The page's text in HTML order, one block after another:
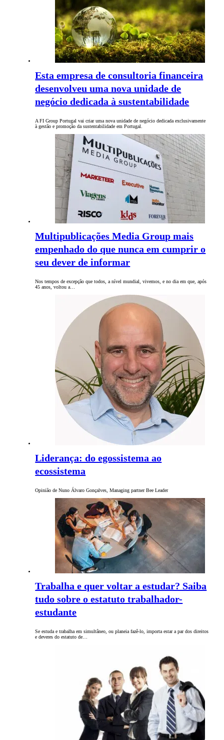
Esta empresa de consultoria financeira
desenvolveu uma nova unidade de
negócio dedicada à sustentabilidade
A FI Group Portugal vai criar uma nova unidade de negócio dedicada exclusivamente
à gestão e promoção da sustentabilidade em Portugal.
Multipublicações Media Group mais
empenhado do que nunca em cumprir o
seu dever de informar
Nos tempos de excepção que todos, a nível mundial, vivemos, e no dia em que, após
45 anos, voltou a…
Liderança: do egossistema ao
ecossistema
Opinião de Nuno Álvaro Gonçalves, Managing partner Bee Leader
Trabalha e quer voltar a estudar? Saiba
tudo sobre o estatuto trabalhador-
estudante
Se estuda e trabalha em simultâneo, ou planeia fazê-lo, importa estar a par dos direitos
e deveres do estatuto de…